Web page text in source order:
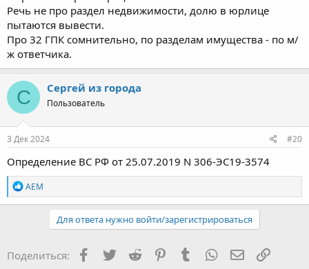
Речь не про раздел недвижимости, долю в юрлице
пытаются вывести.
Про 32 ГПК сомнительно, по разделам имущества - по м/
ж ответчика.
С Сергей из города
Пользователь
3 Дек 2024 #20
Определение ВС РФ от 25.07.2019 N 306-ЭС19-3574
Р
е
а
и
:
AEM
Для ответа нужно войти/зарегистрироваться
Поделиться: Facebook
TwitterReddit PinterestTumblr WhatsApp Ссылка